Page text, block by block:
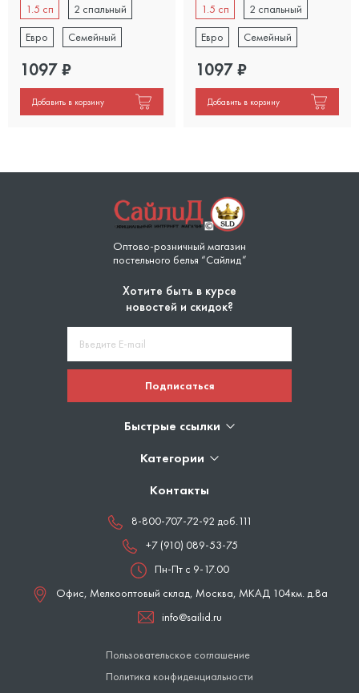
1.5 сп
2 спальный
Евро
Семейный
1097₽
Добавить в корзину
1.5 сп
2 спальный
Евро
Семейный
1097₽
Добавить в корзину
Оптово-розничный магазин
постельного белья “Сайлид”
Хотите быть в курсе
новостей и скидок?
Подписаться
Быстрые ссылки
Категории
Контакты
8-800-707-72-92 доб.111
+7 (910) 089-53-75
Пн-Пт с 9-17.00
Офис, Мелкооптовый склад, Москва, МКАД 104км. д.8а
info@sailid.ru
Пользовательское соглашение
Политика конфиденциальности